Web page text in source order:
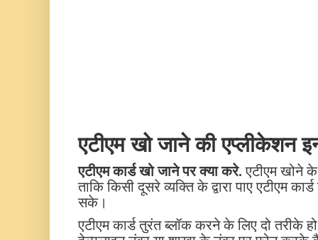
एटीएम खो जाने की एप्लीकेशन
एटीएम कार्ड खो जाने पर क्या करे. एटीएम खोने के
ताकि किसी दूसरे व्यक्ति के द्वारा पाए एटीएम
सके।
एटीएम कार्ड तुरंत ब्लॉक करने के लिए दो